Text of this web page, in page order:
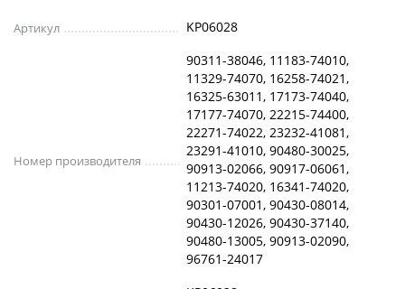
Артикул KP06028
Номер производителя
90311-38046, 11183-74010,
11329-74070, 16258-74021,
16325-63011, 17173-74040,
17177-74070, 22215-74400,
22271-74022, 23232-41081,
23291-41010, 90480-30025,
90913-02066, 90917-06061,
11213-74020, 16341-74020,
90301-07001, 90430-08014,
90430-12026, 90430-37140,
90480-13005, 90913-02090,
96761-24017